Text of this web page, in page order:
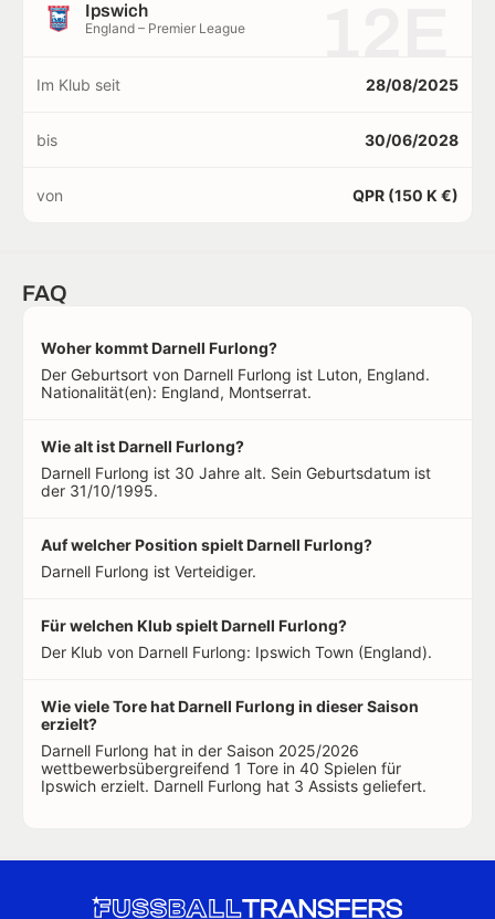
Ipswich
England – Premier League
Im Klub seit 28/08/2025
bis 30/06/2028
von QPR (150 K €)
FAQ
Woher kommt Darnell Furlong?
Der Geburtsort von Darnell Furlong ist Luton, England.
Nationalität(en): England, Montserrat.
Wie alt ist Darnell Furlong?
Darnell Furlong ist 30 Jahre alt. Sein Geburtsdatum ist
der 31/10/1995.
Auf welcher Position spielt Darnell Furlong?
Darnell Furlong ist Verteidiger.
Für welchen Klub spielt Darnell Furlong?
Der Klub von Darnell Furlong: Ipswich Town (England).
Wie viele Tore hat Darnell Furlong in dieser Saison
erzielt?
Darnell Furlong hat in der Saison 2025/2026
wettbewerbsübergreifend 1 Tore in 40 Spielen für
Ipswich erzielt. Darnell Furlong hat 3 Assists geliefert.